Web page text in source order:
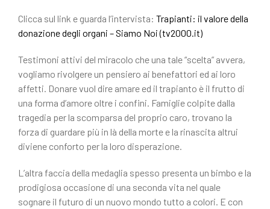
k
Clicca sul link e guarda l’intervista: Trapianti: il valore della
donazione degli organi – Siamo Noi (tv2000.it)
Testimoni attivi del miracolo che una tale “scelta” avvera,
vogliamo rivolgere un pensiero ai benefattori ed ai loro
affetti. Donare vuol dire amare ed il trapianto è il frutto di
una forma d’amore oltre i confini. Famiglie colpite dalla
tragedia per la scomparsa del proprio caro, trovano la
forza di guardare più in là della morte e la rinascita altrui
diviene conforto per la loro disperazione.
L’altra faccia della medaglia spesso presenta un bimbo e la
prodigiosa occasione di una seconda vita nel quale
sognare il futuro di un nuovo mondo tutto a colori. E con